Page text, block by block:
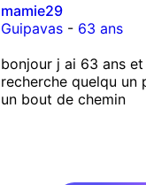
mamie29
Guipavas- 63 ans
bonjour j ai 63 ans et
recherche quelqu un
un bout de chemin